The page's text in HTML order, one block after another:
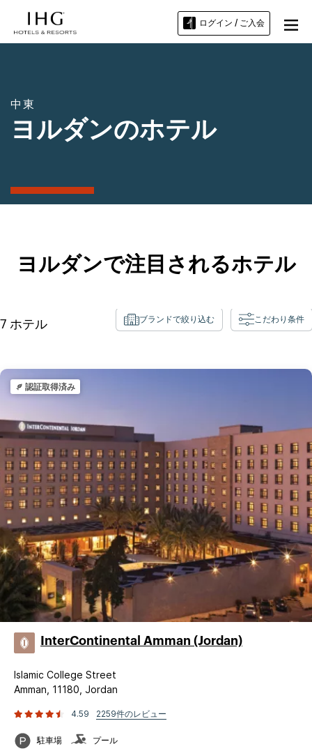
ログイン / ご入会
中東
ヨルダンのホテル
ヨルダンで注目されるホテル
7 ホテル ブランドで絞り込む こだわり条件
認証取得済み
InterContinental Amman (Jordan)
Islamic College Street
Amman, 11180, Jordan
4.59 2259件のレビュー
駐車場 プール